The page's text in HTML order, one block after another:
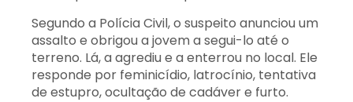
Segundo a Polícia Civil, o suspeito anunciou um
assalto e obrigou a jovem a segui-lo até o
terreno. Lá, a agrediu e a enterrou no local. Ele
responde por feminicídio, latrocínio, tentativa
de estupro, ocultação de cadáver e furto.